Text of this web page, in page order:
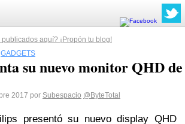
aquí? ¡Propón tu blog!
GADGETS
su nuevo monitor QHD de
2017 por Subespacio @ByteTotal
presentó su nuevo display QHD